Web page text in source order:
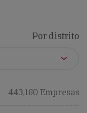
Por distrito
443,160 Empresas